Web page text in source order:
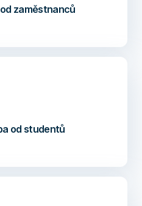
zaměstnanců
od studentů